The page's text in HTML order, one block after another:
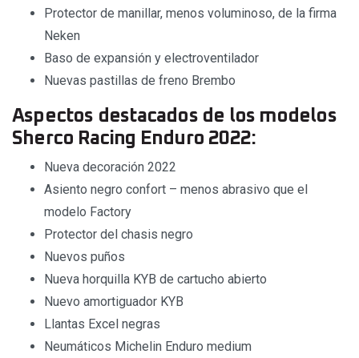
Protector de manillar, menos voluminoso, de la firma
Neken
Baso de expansión y electroventilador
Nuevas pastillas de freno Brembo
Aspectos destacados de los modelos
Sherco Racing Enduro 2022:
Nueva decoración 2022
Asiento negro confort – menos abrasivo que el
modelo Factory
Protector del chasis negro
Nuevos puños
Nueva horquilla KYB de cartucho abierto
Nuevo amortiguador KYB
Llantas Excel negras
Neumáticos Michelin Enduro medium